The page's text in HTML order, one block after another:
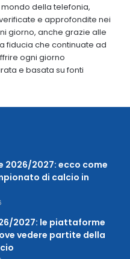
della telefonia,
e approfondite nei
giorno, anche grazie alle
fiducia che continuate ad
ogni giorno
e basata su fonti
2026/2027: ecco come
di calcio in
2027: le piattaforme
vedere partite della